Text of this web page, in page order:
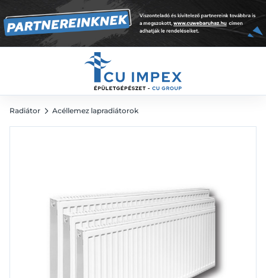
Radiátor Acéllemez lapradiátorok
53 943 Ft